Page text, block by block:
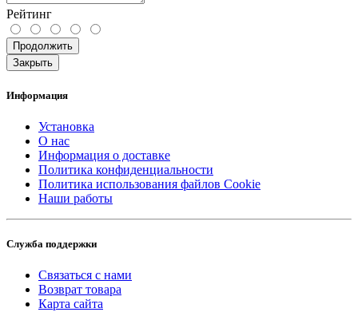
Рейтинг
Продолжить
Закрыть
Информация
Установка
О нас
Информация о доставке
Политика конфиденциальности
Политика использования файлов Cookie
Наши работы
Служба поддержки
Связаться с нами
Возврат товара
Карта сайта